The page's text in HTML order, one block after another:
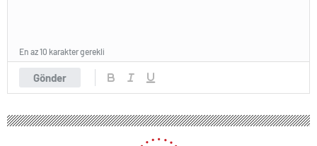
Gönder
En az 10 karakter gerekli